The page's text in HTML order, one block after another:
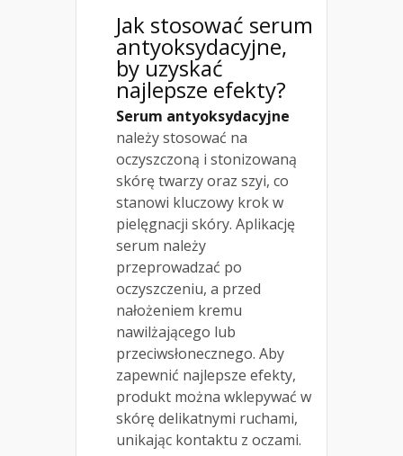
Jak stosować serum
antyoksydacyjne,
by uzyskać
najlepsze efekty?
Serum antyoksydacyjne
należy stosować na
oczyszczoną i stonizowaną
skórę twarzy oraz szyi, co
stanowi kluczowy krok w
pielęgnacji skóry. Aplikację
serum należy
przeprowadzać po
oczyszczeniu, a przed
nałożeniem kremu
nawilżającego lub
przeciwsłonecznego. Aby
zapewnić najlepsze efekty,
produkt można wklepywać w
skórę delikatnymi ruchami,
unikając kontaktu z oczami.